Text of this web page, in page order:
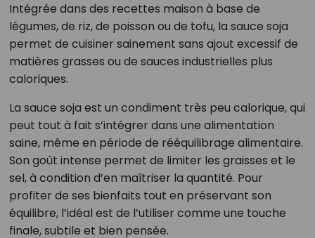
Intégrée dans des recettes maison à base de
légumes, de riz, de poisson ou de tofu, la sauce soja
permet de cuisiner sainement sans ajout excessif de
matières grasses ou de sauces industrielles plus
caloriques.
La sauce soja est un condiment très peu calorique, qui
peut tout à fait s’intégrer dans une alimentation
saine, même en période de rééquilibrage alimentaire.
Son goût intense permet de limiter les graisses et le
sel, à condition d’en maîtriser la quantité. Pour
profiter de ses bienfaits tout en préservant son
équilibre, l’idéal est de l’utiliser comme une touche
finale, subtile et bien pensée.